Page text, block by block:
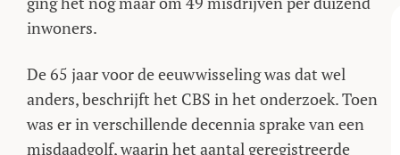
inwoners.
De 65 jaar voor de eeuwwisseling was dat wel
anders, beschrijft het CBS in het onderzoek. Toen
was er in verschillende decennia sprake van een
misdaadgolf, waarin het aantal geregistreerde